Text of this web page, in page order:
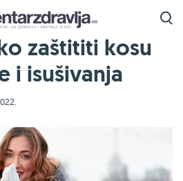
zaštititi kosu
i isušivanja